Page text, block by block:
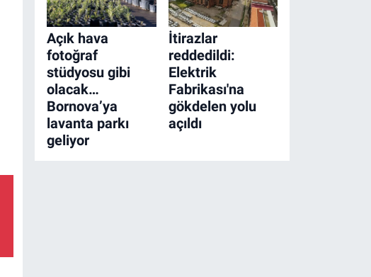
Açık hava
fotoğraf
stüdyosu gibi
olacak…
Bornova’ya
lavanta parkı
geliyor
İtirazlar
reddedildi:
Elektrik
Fabrikası'na
gökdelen yolu
açıldı